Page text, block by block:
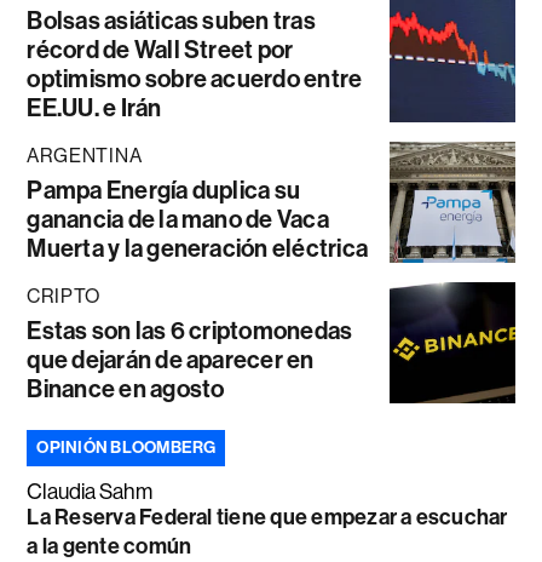
Bolsas asiáticas suben tras
récord de Wall Street por
optimismo sobre acuerdo entre
EE.UU. e Irán
ARGENTINA
Pampa Energía duplica su
ganancia de la mano de Vaca
Muerta y la generación eléctrica
CRIPTO
Estas son las 6 criptomonedas
que dejarán de aparecer en
Binance en agosto
OPINIÓN BLOOMBERG
Claudia Sahm
La Reserva Federal tiene que empezar a escuchar
a la gente común